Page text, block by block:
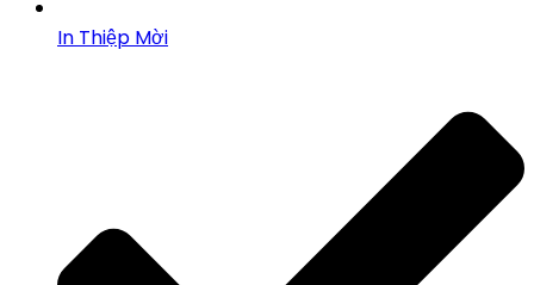
In Thiệp Mời